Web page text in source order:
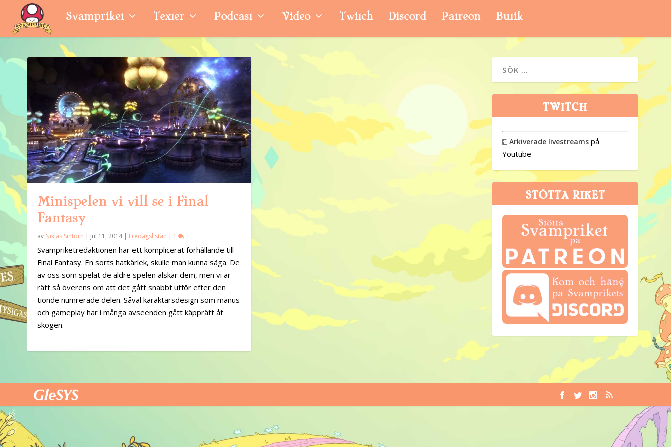
Svampriket Texter Podcast Video Twitch Discord Patreon Butik
Minispelen vi vill se i Final
Fantasy
av Niklas Sintorn | jul 11, 2014| Fredagslistan | 1
Svampriketredaktionen har ett komplicerat förhållande till
Final Fantasy. En sorts hatkärlek, skulle man kunna säga. De
av oss som spelat de äldre spelen älskar dem, men vi är
rätt så överens om att det gått snabbt utför efter den
tionde numrerade delen. Såväl karaktärsdesign som manus
och gameplay har i många avseenden gått käpprätt åt
skogen.
TWITCH
 Arkiverade livestreams på
Youtube
STÖTTA RIKET